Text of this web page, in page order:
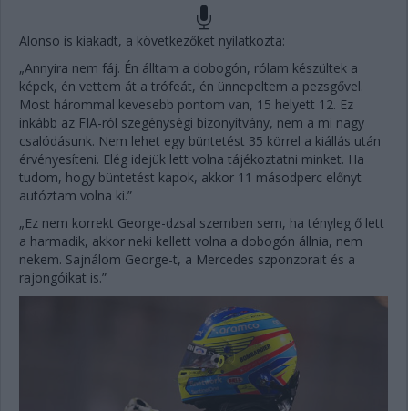
Alonso is kiakadt, a következőket nyilatkozta:
„Annyira nem fáj. Én álltam a dobogón, rólam készültek a
képek, én vettem át a trófeát, én ünnepeltem a pezsgővel.
Most hárommal kevesebb pontom van, 15 helyett 12. Ez
inkább az FIA-ról szegénységi bizonyítvány, nem a mi nagy
csalódásunk. Nem lehet egy büntetést 35 körrel a kiállás után
érvényesíteni. Elég idejük lett volna tájékoztatni minket. Ha
tudom, hogy büntetést kapok, akkor 11 másodperc előnyt
autóztam volna ki.”
„Ez nem korrekt George-dzsal szemben sem, ha tényleg ő lett
a harmadik, akkor neki kellett volna a dobogón állnia, nem
nekem. Sajnálom George-t, a Mercedes szponzorait és a
rajongóikat is.”